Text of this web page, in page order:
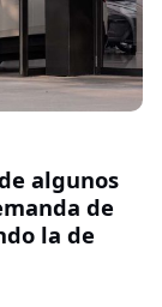
algunos
de
la de